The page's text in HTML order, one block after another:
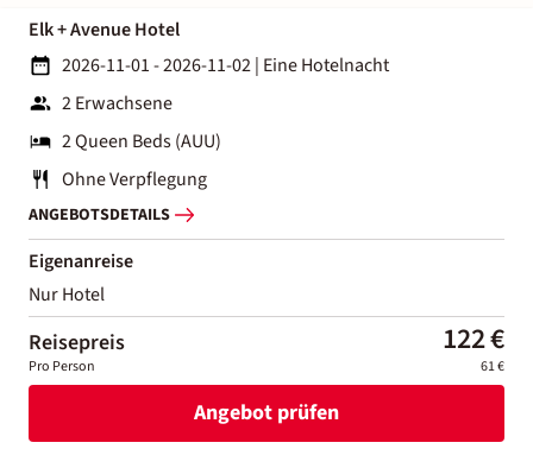
Elk + Avenue Hotel
2026-11-01 - 2026-11-02| Eine Hotelnacht
2 Erwachsene
2 Queen Beds (AUU)
Ohne Verpflegung
ANGEBOTSDETAILS
Eigenanreise
Nur Hotel
Reisepreis 122 €
Pro Person 61 €
Angebot prüfen